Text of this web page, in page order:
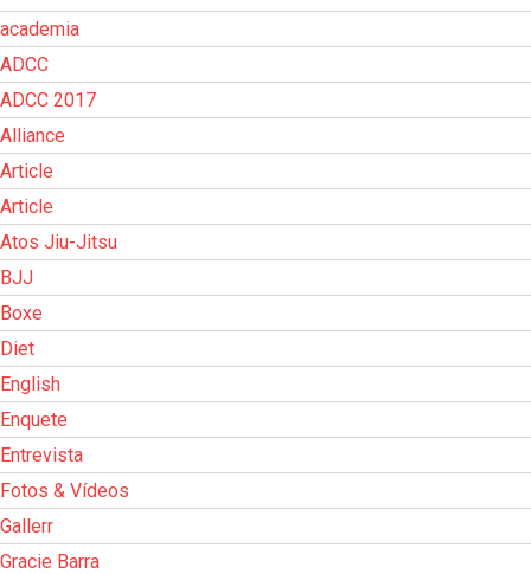
academia
ADCC
ADCC 2017
Alliance
Article
Article
Atos Jiu-Jitsu
BJJ
Boxe
Diet
English
Enquete
Entrevista
Fotos & Vídeos
Gallerr
Gracie Barra